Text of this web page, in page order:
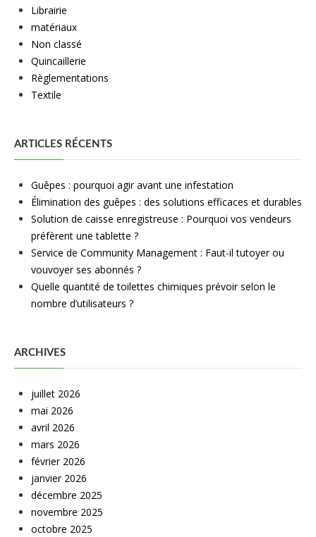
Librairie
matériaux
Non classé
Quincaillerie
Règlementations
Textile
ARTICLES RÉCENTS
Guêpes : pourquoi agir avant une infestation
Élimination des guêpes : des solutions efficaces et durables
Solution de caisse enregistreuse : Pourquoi vos vendeurs
préfèrent une tablette ?
Service de Community Management : Faut-il tutoyer ou
vouvoyer ses abonnés ?
Quelle quantité de toilettes chimiques prévoir selon le
nombre d’utilisateurs ?
ARCHIVES
juillet 2026
mai 2026
avril 2026
mars 2026
février 2026
janvier 2026
décembre 2025
novembre 2025
octobre 2025